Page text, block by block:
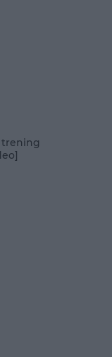
trening